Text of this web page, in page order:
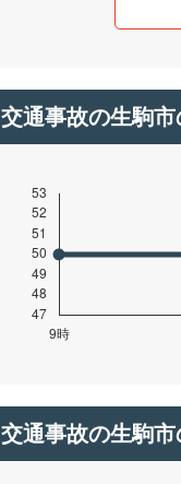
交通事故の生駒
交通事故の生駒